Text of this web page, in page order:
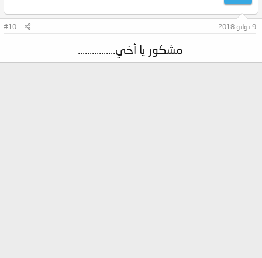
9 يوليو 2018 #10
مشكور يا أخي................